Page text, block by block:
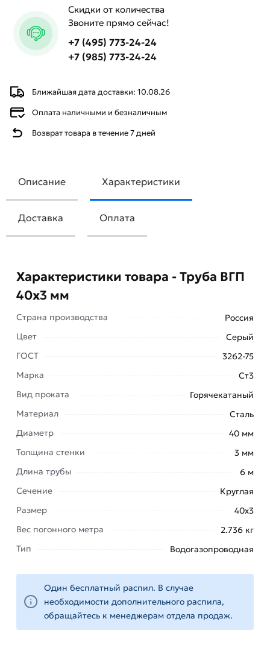
Ближайшая дата доставки: 10.08.26
Оплата наличными и безналичным
Возврат товара в течение 7 дней
Скидки от количества
Звоните прямо сейчас!
+7 (495) 773-24-24
+7 (985) 773-24-24
Описание Характеристики
Доставка Оплата
Труба ВГП 40х3 мм - это круглое полое
прокатное изделие, изготавливаемый в
3262-75. В производстве используются стали Ст1,
2, 3 и других марок.
Высокая прочность и способность выдерживать
большие как внутренние, так и внешние
нагрузки, в сочетании с возможностью
формировать конструкции различных форм,
коммунальном
тепла,
воды и
газа на
Характеристики товара - Труба ВГП
40х3 мм
Страна производства
Россия
Цвет
Серый
ГОСТ
3262-75
Марка
Ст3
Вид проката
Горячекатаный
Материал
Сталь
Диаметр
40 мм
Толщина стенки
3 мм
Длина трубы
6 м
Сечение
Круглая
Размер
40х3
Вес погонного метра
2.736 кг
Тип
Водогазопроводная
Один бесплатный распил. В случае
необходимости дополнительного распила,
обращайтесь к менеджерам отдела продаж.